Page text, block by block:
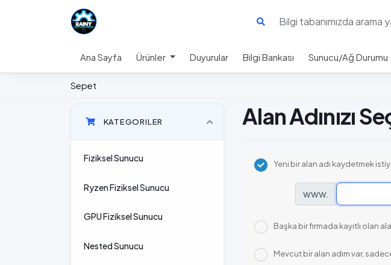
Ana Sayfa Ürünler Duyurular Bilgi Bankası Sunucu/Ağ Durumu
Sepet
KATEGORILER
Fiziksel Sunucu
Ryzen Fiziksel Sunucu
GPU Fiziksel Sunucu
Nested Sunucu
Alan Adınızı
Yeni bir alan adı kaydetmek
www.
Başka bir firmada kayıtlı olan
Mevcut bir alan adım var,